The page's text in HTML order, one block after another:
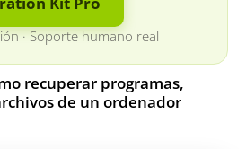
·Soporte humano real
recuperar programas,
de un ordenador